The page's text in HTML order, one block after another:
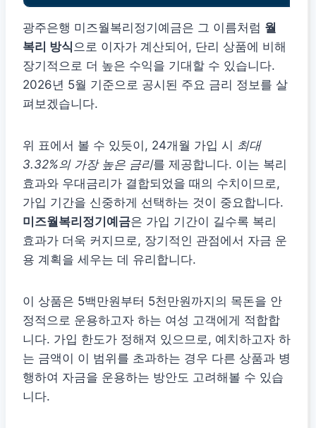
광주은행 미즈월복리정기예금은 그 이름처럼 월
복리 방식 으로 이자가 계산되어, 단리 상품에 비해
장기적으로 더 높은 수익을 기대할 수 있습니다.
2026년 5월 기준으로 공시된 주요 금리 정보를 살
펴보겠습니다.
위 표에서 볼 수 있듯이, 24개월 가입 시 최대
3.32%의 가장 높은 금리를 제공합니다. 이는 복리
효과와 우대금리가 결합되었을 때의 수치이므로,
가입 기간을 신중하게 선택하는 것이 중요합니다.
미즈월복리정기예금은 가입 기간이 길수록 복리
효과가 더욱 커지므로, 장기적인 관점에서 자금 운
용 계획을 세우는 데 유리합니다.
이 상품은 5백만원부터 5천만원까지의 목돈을 안
정적으로 운용하고자 하는 여성 고객에게 적합합
니다. 가입 한도가 정해져 있으므로, 예치하고자 하
는 금액이 이 범위를 초과하는 경우 다른 상품과 병
행하여 자금을 운용하는 방안도 고려해볼 수 있습
니다.